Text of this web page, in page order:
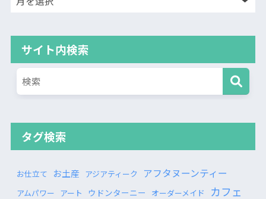
サイト内検索
タグ検索
お仕立て お土産 アジアティーク アフタヌーンティー
アムパワー アート ウドンターニー オーダーメイド カフェ